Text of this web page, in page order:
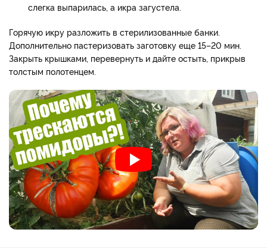
слегка выпарилась, а икра загустела.
Горячую икру разложить в стерилизованные банки.
Дополнительно пастеризовать заготовку еще 15–20 мин.
Закрыть крышками, перевернуть и дайте остыть, прикрыв
толстым полотенцем.